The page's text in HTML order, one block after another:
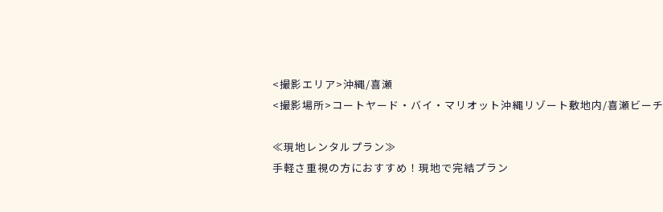
<撮影エリア>沖縄/喜瀬
<撮影場所>コートヤード・バイ・マリオット沖縄リゾート敷地内/喜瀬ビーチ
≪現地レンタルプラン≫
手軽さ重視の方におすすめ！現地で完結プラン